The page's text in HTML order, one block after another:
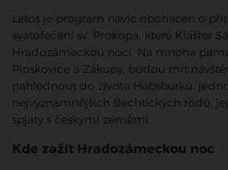
Letos je program navíc obohacen o
svatořečení sv. Prokopa, které Klášter
Hradozámeckou nocí. Na mnoha
Ploskovice a Zákupy, budou mít
nahlédnout do života Habsburků,
nejvýznamnějších šlechtických rodů,
spjaty s českými zeměmi.
Kde zažít Hradozámeckou noc